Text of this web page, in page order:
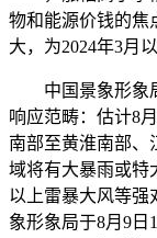
物和能源价钱的焦
大，为2024年3月
中国景象形象局
响应范畴：估计8
南部至黄淮南部、
域将有大暴雨或特
以上雷暴大风等强
象形象局于8月9日